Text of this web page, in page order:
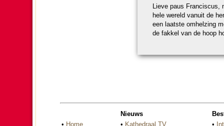
Lieve paus Fran­cis­cus,
hele wereld vanuit de
een laatste omhel­zing
de fakkel van de hoop
• Home
Nieuws
• Kathedraal TV
•